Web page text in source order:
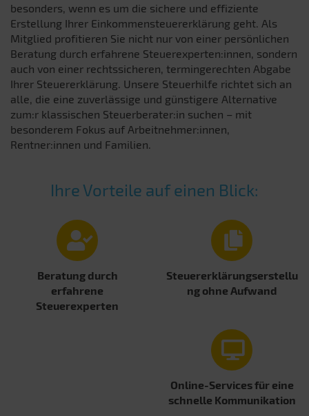
besonders, wenn es um die sichere und effiziente
Erstellung Ihrer Einkommensteuererklärung geht. Als
Mitglied profitieren Sie nicht nur von einer persönlichen
Beratung durch erfahrene Steuerexperten:innen, sondern
auch von einer rechtssicheren, termingerechten Abgabe
Ihrer Steuererklärung. Unsere Steuerhilfe richtet sich an
alle, die eine zuverlässige und günstigere Alternative
zum:r klassischen Steuerberater:in suchen – mit
besonderem Fokus auf Arbeitnehmer:innen,
Rentner:innen und Familien.
Ihre Vorteile auf einen Blick:
Beratung durch
erfahrene
Steuerexperten
Steuererklärungserstellu
ng ohne Aufwand
Online-Services für eine
schnelle Kommunikation